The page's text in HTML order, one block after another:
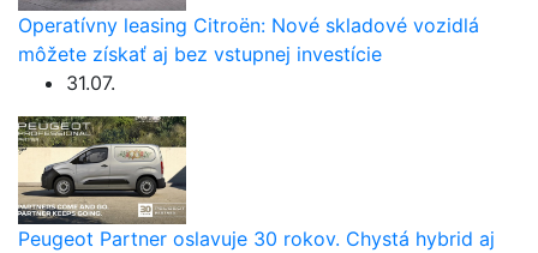
Operatívny leasing Citroën: Nové skladové vozidlá
môžete získať aj bez vstupnej investície
31.07.
Peugeot Partner oslavuje 30 rokov. Chystá hybrid aj